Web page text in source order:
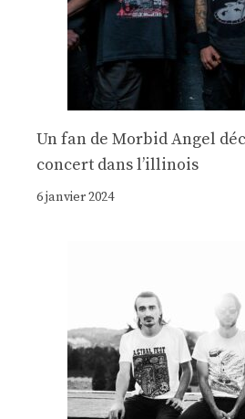
Un fan de Morbid Angel
concert dans l’illinois
6 janvier 2024